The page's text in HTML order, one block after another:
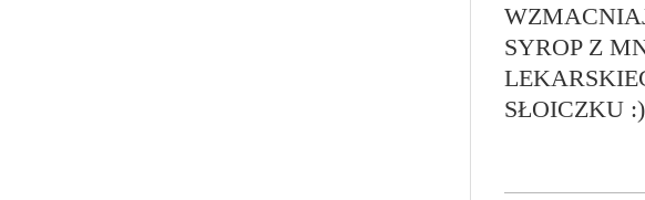
SYROP Z
SŁOICZKU :)